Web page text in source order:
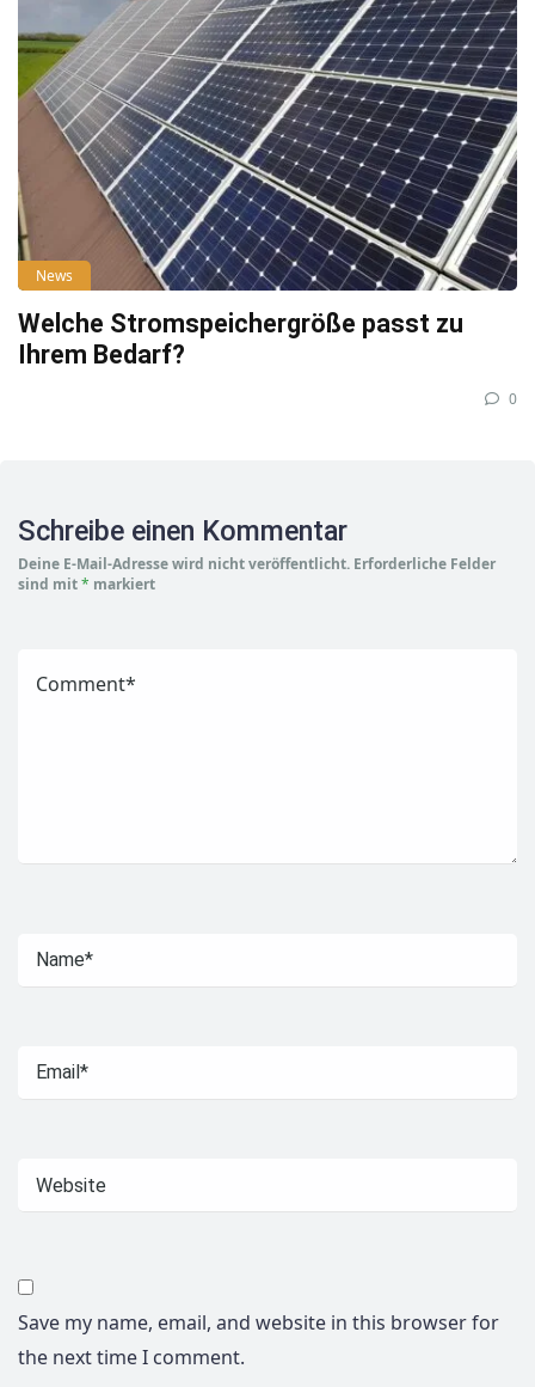
News
Welche Stromspeichergröße passt zu
Ihrem Bedarf?
0
Schreibe einen Kommentar
Deine E-Mail-Adresse wird nicht veröffentlicht. Erforderliche Felder
sind mit* markiert
Save my name, email, and website in this browser for
the next time I comment.